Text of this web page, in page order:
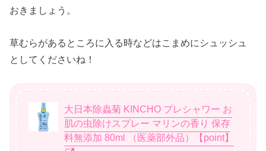
おきましょう。
草むらがあるところに入る時などはこまめにシュッシュ
としてくださいね！
大日本除蟲菊 KINCHO プレシャワー お
肌の虫除けスプレー マリンの香り 保存
料無添加 80ml （医薬部外品）【point】